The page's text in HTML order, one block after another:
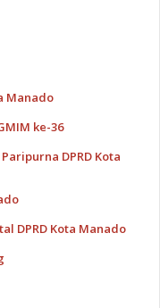
Manado
ke-36
DPRD Kota
DPRD Kota Manado